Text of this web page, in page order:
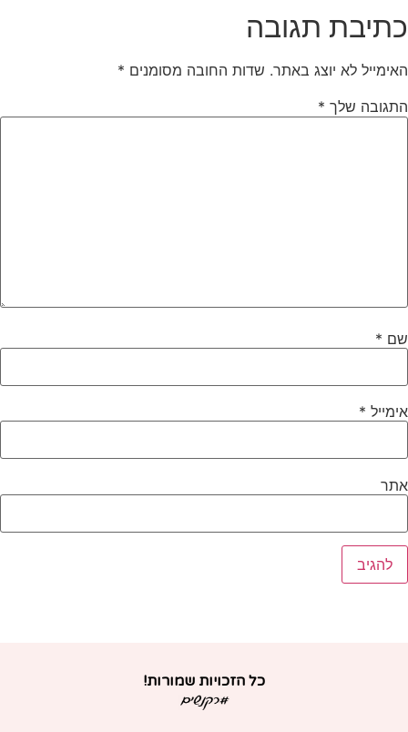
תגובה
לא יוצג באתר. שדות החובה מסומנים *
שלך*
*
*
כל הזכויות שמורות!